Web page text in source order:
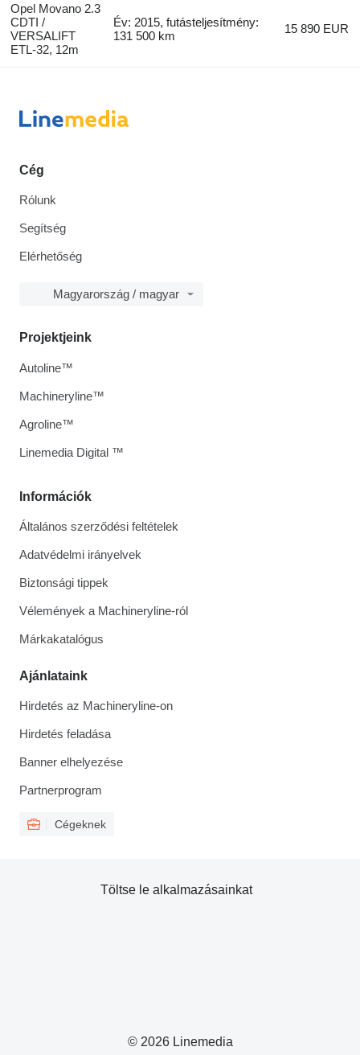
Opel Movano 2.3
CDTI /
VERSALIFT
ETL-32, 12m
Év: 2015, futásteljesítmény:
131 500 km
15 890 EUR
Cég
Rólunk
Segítség
Elérhetőség
Magyarország / magyar
Információk
Általános szerződési feltételek
Adatvédelmi irányelvek
Biztonsági tippek
Vélemények a Machineryline-ról
Márkakatalógus
Ajánlataink
Hirdetés az Machineryline-on
Hirdetés feladása
Banner elhelyezése
Partnerprogram
Cégeknek
Projektjeink
Autoline™
Machineryline™
Agroline™
Linemedia Digital ™
© 2026 Linemedia
Töltse le alkalmazásainkat